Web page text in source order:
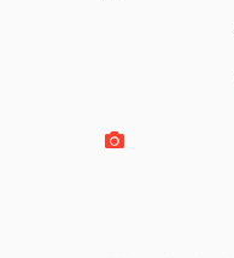
Monika Dettling-